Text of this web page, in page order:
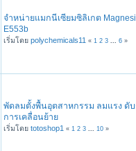
จำหน่ายแมกนีเซียมซิลิเกต
E553b
เริ่มโดยpolychemicals11 « 1 2 3 ...6 »
พัดลมตั้งพื้นอุตสาหกรรม ลมแรง ดั
การเคลื่อนย้าย
เริ่มโดยtotoshop1 « 1 2 3 10 »